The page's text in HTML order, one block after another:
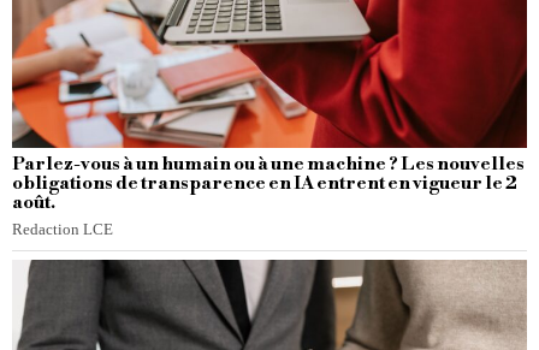
Parlez-vous à un humain ou à une machine ? Les nouvelles
obligations de transparence en IA entrent en vigueur le 2
août.
Redaction LCE